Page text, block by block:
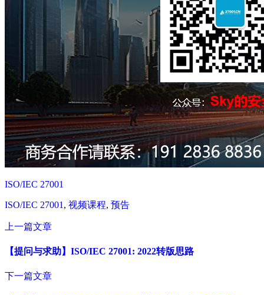
ISO/IEC 27001
ISO/IEC 27001 , 视频课程, 预告
上一篇文章
【提问与求助】ISO/IEC 27001: 2022转版思路
下一篇文章